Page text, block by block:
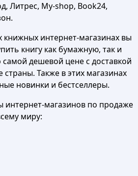
Литрес, My-shop, Book24,
книжных интернет-магазинах вы
книгу как бумажную, так и
дешевой цене с доставкой
страны. Также в этих магазинах
новинки и бестселлеры.
магазинов по продаже
миру: